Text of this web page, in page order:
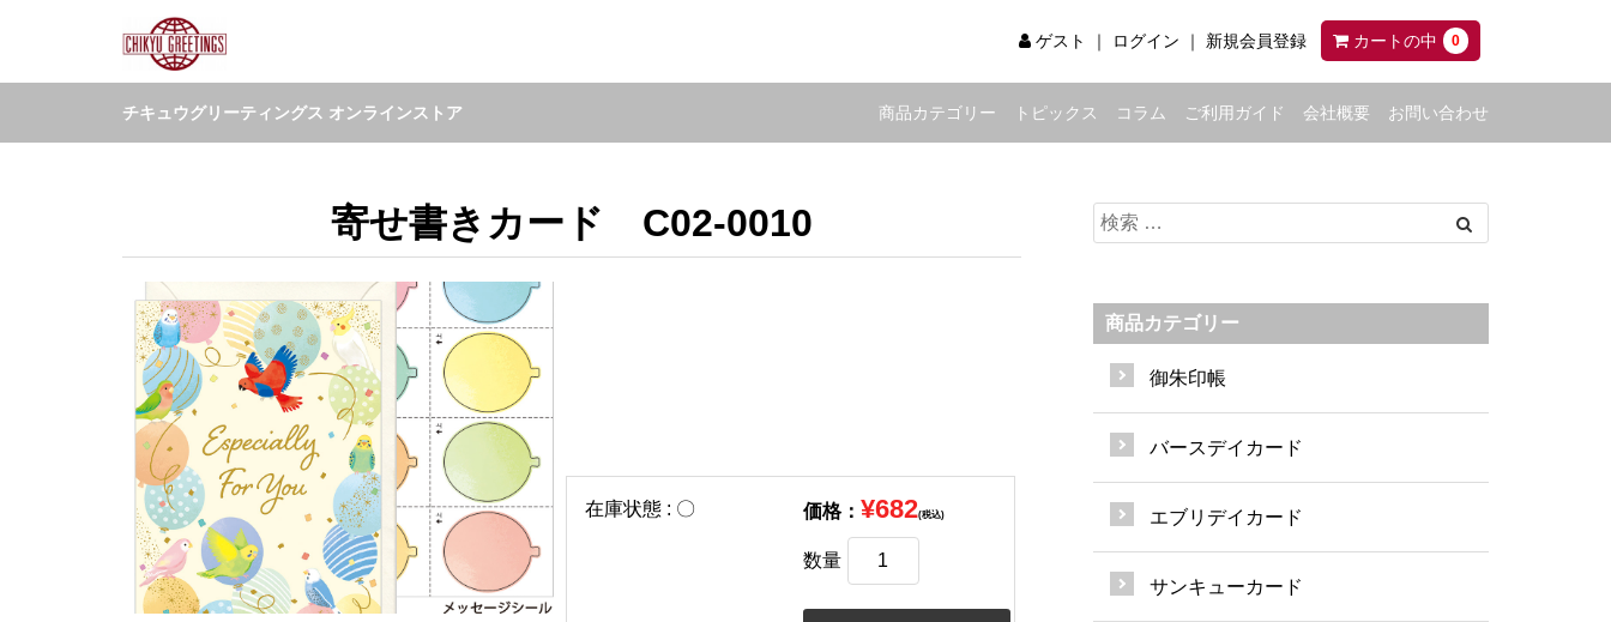
ゲスト ログイン 新規会員登録 カートの中 0
チキュウグリーティングス オンラインストア 商品カテゴリー トピックス コラム ご利用ガイド 会社概要 お問い合わせ
寄せ書きカード C02-0010
在庫状態 : 〇 価格： ¥682(税込)
数量
商品カテゴリー
御朱印帳
バースデイカード
エブリデイカード
サンキューカード